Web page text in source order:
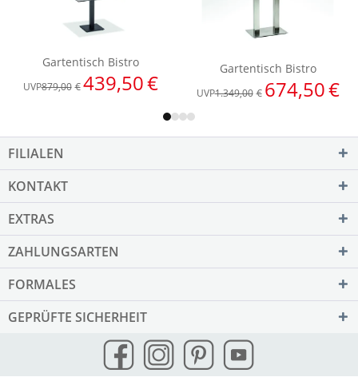
FILIALEN
KONTAKT
EXTRAS
ZAHLUNGSARTEN
FORMALES
GEPRÜFTE SICHERHEIT